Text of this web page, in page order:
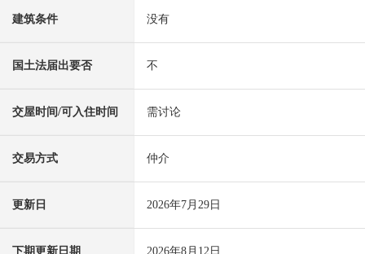
建筑条件 没有
国土法届出要否 不
交屋时间/可入住时间 需讨论
交易方式 仲介
更新日 2026年7月29日
下期更新日期 2026年8月12日